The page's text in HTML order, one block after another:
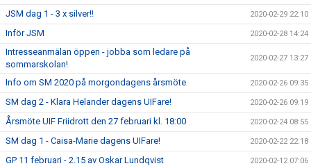
JSM dag 1 - 3 x silver!! 2020-02-29 22:10
Inför JSM 2020-02-28 14:24
Intresseanmälan öppen - jobba som ledare på
sommarskolan!
2020-02-27 13:27
Info om SM 2020 på morgondagens årsmöte 2020-02-26 09:35
SM dag 2 - Klara Helander dagens UIFare! 2020-02-26 09:19
Årsmöte UIF Friidrott den 27 februari kl. 18:00 2020-02-24 08:55
SM dag 1 - Caisa-Marie dagens UIFare! 2020-02-22 22:18
GP 11 februari - 2.15 av Oskar Lundqvist 2020-02-12 07:06